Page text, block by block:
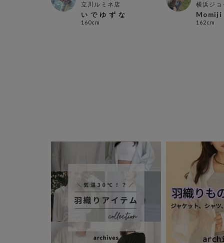
立川ルミネ店
い で ゆ ず な
160cm
横浜ジ
Momiji
162cm